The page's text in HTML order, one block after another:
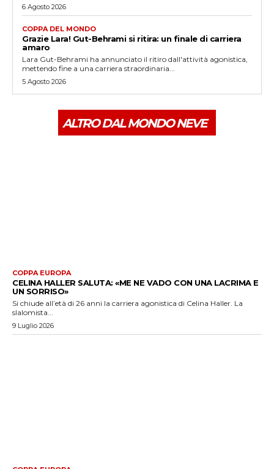
6 Agosto 2026
COPPA DEL MONDO
Grazie Lara! Gut-Behrami si ritira: un finale di carriera
amaro
Lara Gut-Behrami ha annunciato il ritiro dall'attività agonistica,
mettendo fine a una carriera straordinaria...
5 Agosto 2026
ALTRO DAL MONDO NEVE
COPPA EUROPA
CELINA HALLER SALUTA: «ME NE VADO CON UNA LACRIMA E
UN SORRISO»
Si chiude all’età di 26 anni la carriera agonistica di Celina Haller. La
slalomista...
9 Luglio 2026